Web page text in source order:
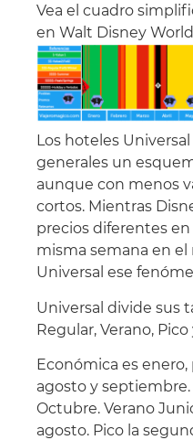
Vea el cuadro
en Walt Disney
Los hoteles
generales un
aunque con menos
cortos. Mientras
precios diferentes
misma semana en
Universal ese
Universal divide sus
Regular, Verano, Pico
Económica es
agosto y
Octubre. Verano
agosto. Pico la